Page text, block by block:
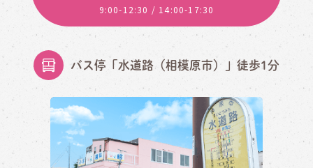
9:00-12:30 / 14:00-17:30
バス停「水道路（相模原市）」徒歩1分